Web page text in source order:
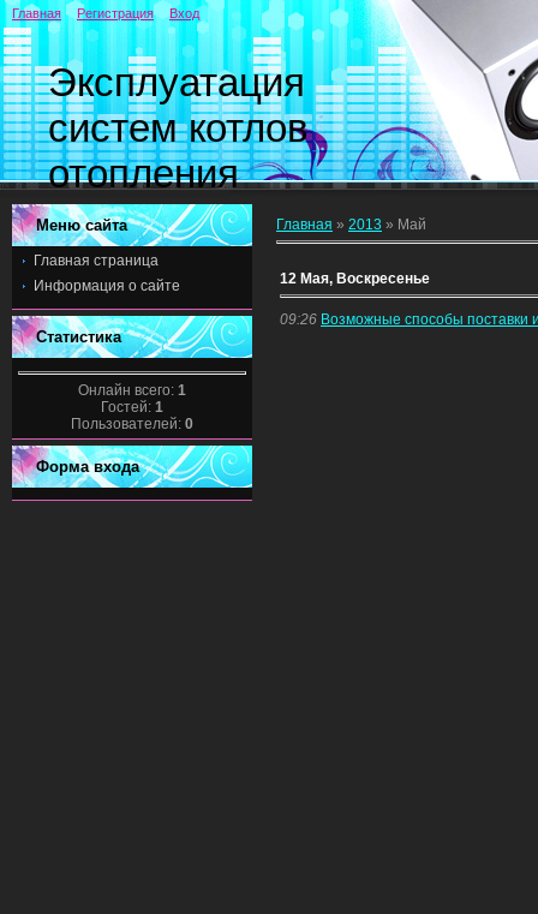
Эксплуатация
систем котлов
отопления
Главная Регистрация Вход
Меню сайта
Главная страница
Информация о сайте
Статистика
Онлайн всего: 1
Гостей: 1
Пользователей: 0
Форма входа
Главная » 2013 » Май
12 Мая, Воскресенье
09:26 Возможные способы поставки